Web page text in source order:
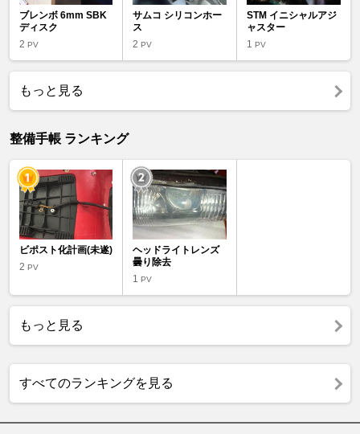
ブレンボ 6mm SBK
ディスク
2 PV
サムコ シリコンホー
ス
2PV
STM イニシャルアジ
ャスター
1 PV
もっと見る
整備手帳 ランキング
ビポスト化計画(未遂)
2 PV
ヘッドライトレンズ
曇り除去
1PV
もっと見る
すべてのランキングを見る